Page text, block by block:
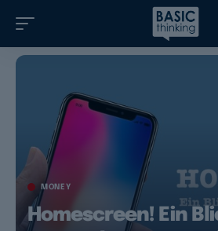
MONEY
Homescreen! Ein